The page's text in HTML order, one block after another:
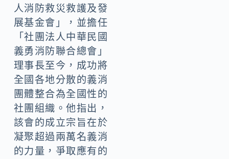
人消防救災救護及發
展基金會」，並擔任
「社團法人中華民國
義勇消防聯合總會」
理事長至今，成功將
全國各地分散的義消
團體整合為全國性的
社團組織。他指出，
該會的成立宗旨在於
凝聚超過兩萬名義消
的力量，爭取應有的